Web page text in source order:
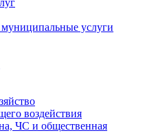
услуги
воздействия
ЧС и общественная